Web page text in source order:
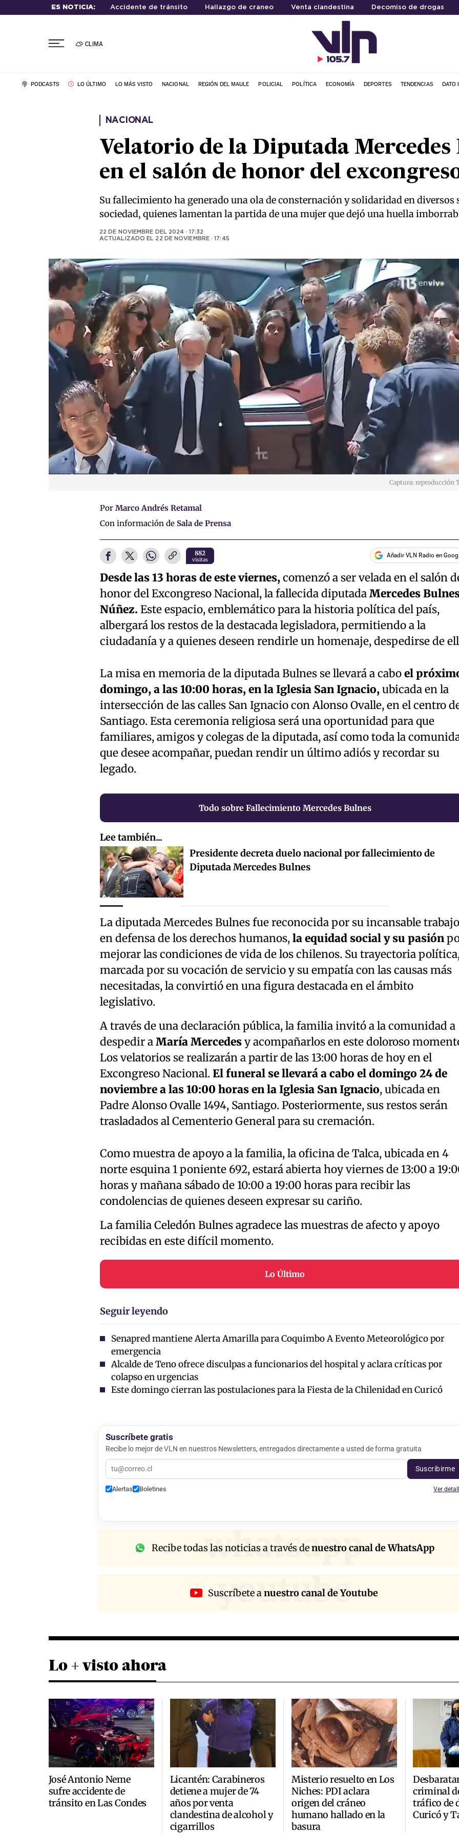
ES NOTICIA: Accidente de tránsito Hallazgo de craneo Venta clandestina Decomiso de drogas
CLIMA
PODCASTS LO ÚLTIMO LO MÁS VISTO NACIONAL REGIÓN DEL MAULE POLICIAL POLÍTICA ECONOMÍA DEPORTES TENDENCIAS DATO
NACIONAL
Velatorio de la Diputada Mercedes
en el salón de honor del
Su fallecimiento ha generado una ola de consternación y solidaridad en diversos
sociedad, quienes lamentan la partida de una mujer que dejó una huella
22 DE NOVIEMBRE DEL 2024 · 17:32
ACTUALIZADO EL 22 DE NOVIEMBRE · 17:45
Captura: reproducción
Por Marco Andrés Retamal
Con información de Sala de Prensa
882
visitas
Añadir VLN Radio en
Desde las 13 horas de este viernes,comenzó a ser velada en el salón
honor del Excongreso Nacional, la fallecida diputadaMercedes
Núñez. Este espacio, emblemático para la historia política del país,
albergará los restos de la destacada legisladora, permitiendo a la
ciudadanía y a quienes deseen rendirle un homenaje, despedirse de
La misa en memoria de la diputada Bulnes se llevará a caboel
domingo, a las 10:00 horas, en la Iglesia San Ignacio,ubicada en la
intersección de las calles San Ignacio con Alonso Ovalle, en el centro
Santiago. Esta ceremonia religiosa será una oportunidad para que
familiares, amigos y colegas de la diputada, así como toda la
que desee acompañar, puedan rendir un último adiós y recordar su
legado.
Todo sobre Fallecimiento Mercedes Bulnes
Lee también...
Presidente decreta duelo nacional por fallecimiento de
Diputada Mercedes Bulnes
La diputada Mercedes Bulnes fue reconocida por su incansable trabajo
en defensa de los derechos humanos,la equidad social y su pasión
mejorar las condiciones de vida de los chilenos. Su trayectoria
marcada por su vocación de servicio y su empatía con las causas más
necesitadas, la convirtió en una figura destacada en el ámbito
legislativo.
A través de una declaración pública, la familia invitó a la comunidad a
despedir aMaría Mercedesy acompañarlos en este doloroso
Los velatorios se realizarán a partir de las 13:00 horas de hoy en el
Excongreso Nacional. El funeral se llevará a cabo el domingo 24 de
noviembre a las 10:00 horas en la Iglesia San Ignacio, ubicada en
Padre Alonso Ovalle 1494, Santiago. Posteriormente, sus restos serán
trasladados al Cementerio General para su cremación.
Como muestra de apoyo a la familia, la oficina de Talca, ubicada en 4
norte esquina 1 poniente 692, estará abierta hoy viernes de 13:00 a
horas y mañana sábado de 10:00 a 19:00 horas para recibir las
condolencias de quienes deseen expresar su cariño.
La familia Celedón Bulnes agradece las muestras de afecto y apoyo
recibidas en este difícil momento.
Lo Último
Seguir leyendo
Senapred mantiene Alerta Amarilla para Coquimbo A Evento Meteorológico por
emergencia
Alcalde de Teno ofrece disculpas a funcionarios del hospital y aclara críticas por
colapso en urgencias
Este domingo cierran las postulaciones para la Fiesta de la Chilenidad en Curicó
Suscríbete gratis
Recibe lo mejor de VLN en nuestros Newsletters, entregados directamente a usted de forma gratuita
Suscribirme
Alertas Boletines Ver
whatsapp
Recibe todas las noticias a través denuestro canal de WhatsApp
youtube
Suscríbete anuestro canal de Youtube
Lo + visto ahora
José Antonio Neme
sufre accidente de
tránsito en Las Condes
Licantén: Carabineros
detiene a mujer de 74
años por venta
clandestina de alcohol y
cigarrillos
Misterio resuelto en Los
Niches: PDI aclara
origen del cráneo
humano hallado en la
basura
criminal
tráfico de
Curicó y